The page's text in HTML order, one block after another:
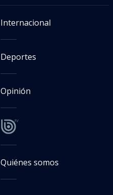
Internacional
Deportes
Opinión
Quiénes somos